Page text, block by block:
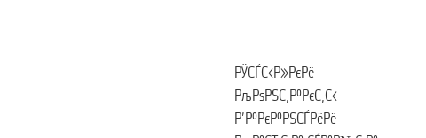
РЎСЃС‹Р»РєРё
РљРѕРЅС‚Р°РєС‚С‹
Р’Р°РєР°РЅСЃРёРё